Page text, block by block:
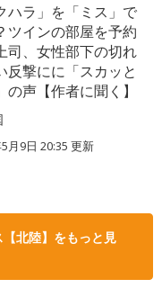
ハラ」を「ミス」で
ツインの部屋を予約
司、女性部下の切れ
反撃にに「スカッと
の声【作者に聞く】
月9日 20:35 更新
北陸】をもっと見